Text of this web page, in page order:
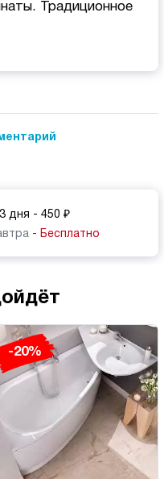
Традиционное
дня - 450 ₽
- Бесплатно
-20%